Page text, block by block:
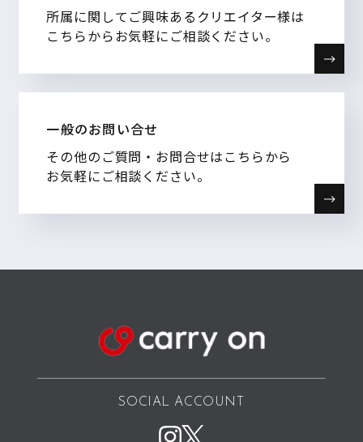
所属に関してご興味あるクリエイター様は
こちらからお気軽にご相談ください。
一般のお問い合せ
その他のご質問・お問合せはこちらから
お気軽にご相談ください。
SOCIAL ACCOUNT